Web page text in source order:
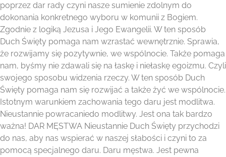
poprzez dar rady czyni nasze sumienie zdolnym do
dokonania konkretnego wyboru w komunii z Bogiem.
Zgodnie z logiką Jezusa i Jego Ewangelii. W ten sposób
Duch Święty pomaga nam wzrastać wewnętrznie. Sprawia,
że rozwijamy się pozytywnie, we wspólnocie. Także pomaga
nam, byśmy nie zdawali się na łaskę i niełaskę egoizmu. Czyli
swojego sposobu widzenia rzeczy. W ten sposób Duch
Święty pomaga nam się rozwijać a także żyć we wspólnocie.
Istotnym warunkiem zachowania tego daru jest modlitwa.
Nieustannie powracaniedo modlitwy. Jest ona tak bardzo
ważna! DAR MĘSTWA Nieustannie Duch Święty przychodzi
do nas, aby nas wspierać w naszej słabości i czyni to za
pomocą specjalnego daru. Daru męstwa. Jest pewna